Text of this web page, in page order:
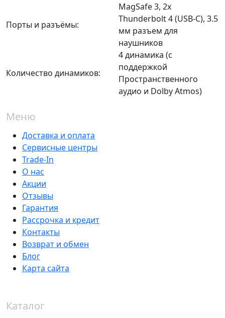
Порты и разъёмы:
MagSafe 3, 2x
Thunderbolt 4 (USB-C), 3.5
мм разъем для
наушников
Количество динамиков:
4 динамика (с
поддержкой
Пространственного
аудио и Dolby Atmos)
Меню
Доставка и оплата
Сервисные центры
Trade-In
О нас
Акции
Отзывы
Гарантия
Рассрочка и кредит
Контакты
Возврат и обмен
Блог
Карта сайта
Каталог